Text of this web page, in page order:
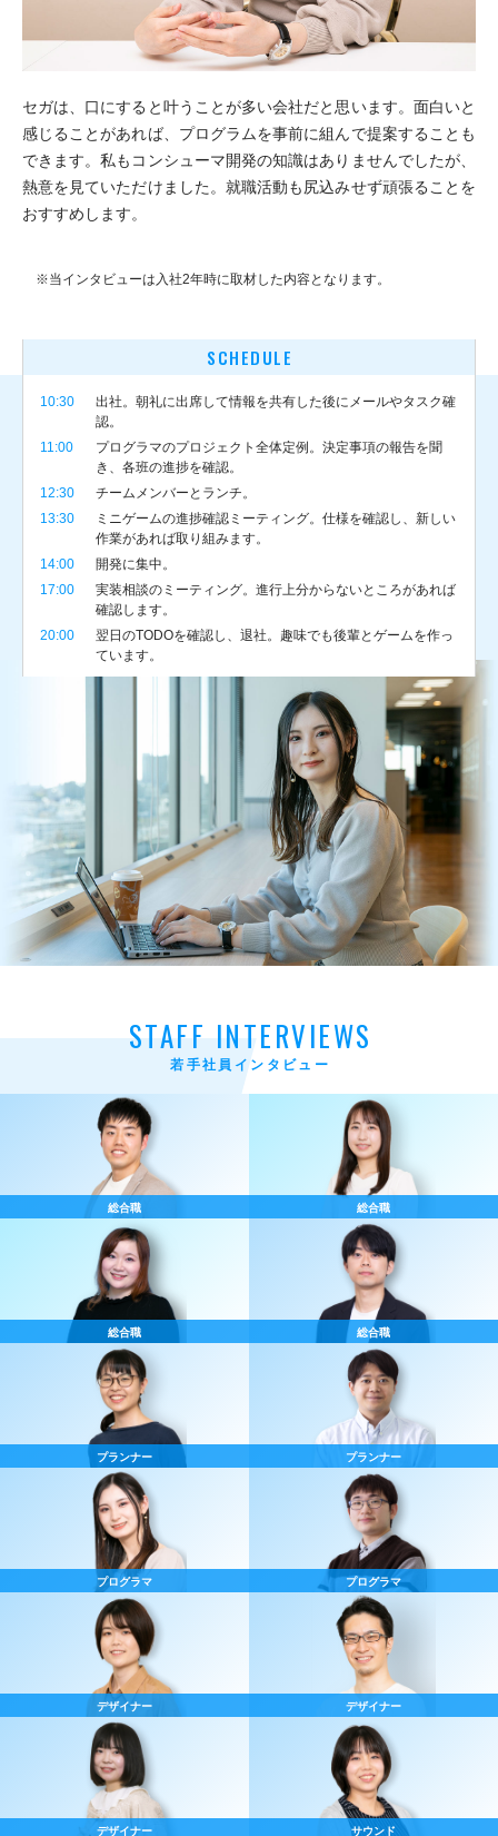
セガは、口にすると叶うことが多い会社だと思います。面白いと
感じることがあれば、プログラムを事前に組んで提案することも
できます。私もコンシューマ開発の知識はありませんでしたが、
熱意を見ていただけました。就職活動も尻込みせず頑張ることを
おすすめします。
※当インタビューは入社2年時に取材した内容となります。
SCHEDULE
10:30
出社。朝礼に出席して情報を共有した後にメールやタスク確
認。
11:00
プログラマのプロジェクト全体定例。決定事項の報告を聞
き、各班の進捗を確認。
12:30
チームメンバーとランチ。
13:30
ミニゲームの進捗確認ミーティング。仕様を確認し、新しい
作業があれば取り組みます。
14:00
開発に集中。
17:00
実装相談のミーティング。進行上分からないところがあれば
確認します。
20:00
翌日のTODOを確認し、退社。趣味でも後輩とゲームを作っ
ています。
STAFF INTERVIEWS
若手社員インタビュー
総合職 総合職
総合職 総合職
プランナー プランナー
プログラマ プログラマ
デザイナー デザイナー
デザイナー サウンド